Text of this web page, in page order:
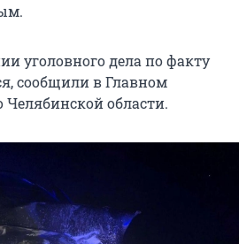
уголовного дела по факту
сообщили в Главном
области.